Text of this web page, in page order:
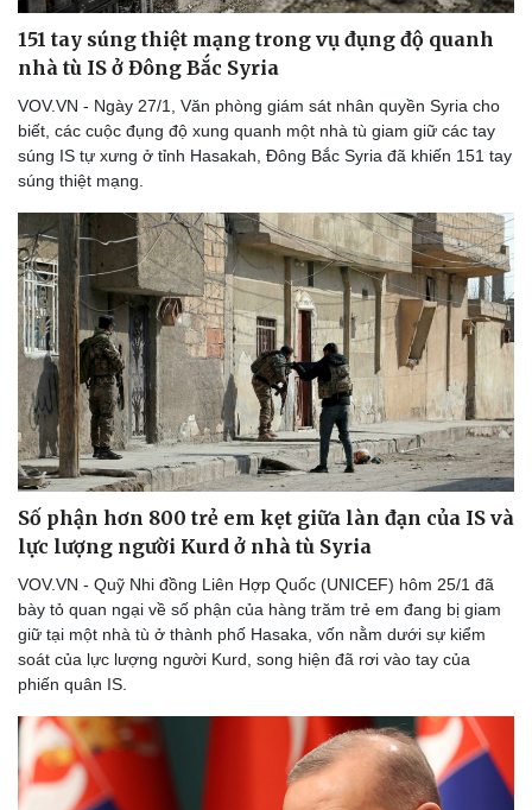
151 tay súng thiệt mạng trong vụ đụng độ quanh
nhà tù IS ở Đông Bắc Syria
VOV.VN - Ngày 27/1, Văn phòng giám sát nhân quyền Syria cho
biết, các cuộc đụng độ xung quanh một nhà tù giam giữ các tay
súng IS tự xưng ở tỉnh Hasakah, Đông Bắc Syria đã khiến 151 tay
súng thiệt mạng.
Số phận hơn 800 trẻ em kẹt giữa làn đạn của IS và
lực lượng người Kurd ở nhà tù Syria
VOV.VN - Quỹ Nhi đồng Liên Hợp Quốc (UNICEF) hôm 25/1 đã
bày tỏ quan ngại về số phận của hàng trăm trẻ em đang bị giam
giữ tại một nhà tù ở thành phố Hasaka, vốn nằm dưới sự kiểm
soát của lực lượng người Kurd, song hiện đã rơi vào tay của
phiến quân IS.